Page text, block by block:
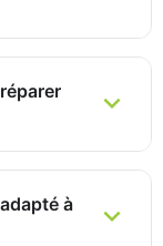
à